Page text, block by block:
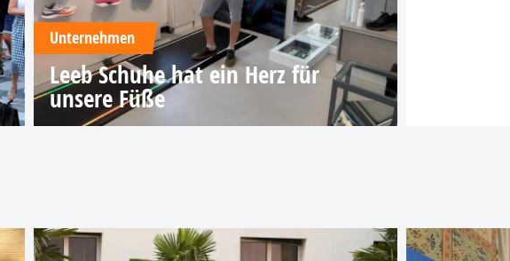
Unternehmen
Leeb Schuhe hat ein Herz für
unsere Füße